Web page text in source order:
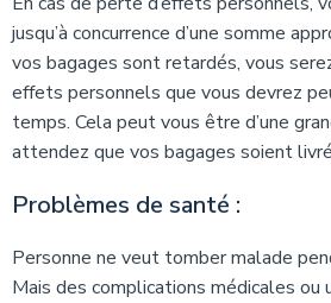
jusqu’à concurrence d’une somme
vos bagages sont retardés, vous
effets personnels que vous devrez
temps. Cela peut vous être d’une
attendez que vos bagages soient
Problèmes de santé :
Personne ne veut tomber malade
Mais des complications médicales ou